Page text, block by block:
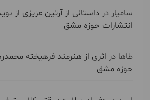
سامیاردر داستانی از آرتین عزیزی از
انتشارات حوزه مشق
طاهادر اثری از هنرمند فرهیخته
حوزه مشق